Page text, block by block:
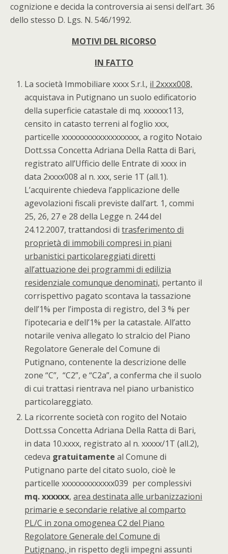
cognizione e decida la controversia ai sensi dell’art. 36
dello stesso D. Lgs. N. 546/1992.
MOTIVI DEL RICORSO
IN FATTO
La società Immobiliare xxxx S.r.l., il 2xxxx008,
acquistava in Putignano un suolo edificatorio
della superficie catastale di mq. xxxxxx113,
censito in catasto terreni al foglio xxx,
particelle xxxxxxxxxxxxxxxxxxx, a rogito Notaio
Dott.ssa Concetta Adriana Della Ratta di Bari,
registrato all’Ufficio delle Entrate di xxxx in
data 2xxxx008 al n. xxx, serie 1T (all.1).
L’acquirente chiedeva l’applicazione delle
agevolazioni fiscali previste dall’art. 1, commi
25, 26, 27 e 28 della Legge n. 244 del
24.12.2007, trattandosi ditrasferimento di
proprietà di immobili compresi in piani
urbanistici particolareggiati diretti
all’attuazione dei programmi di edilizia
residenziale comunque denominati, pertanto il
corrispettivo pagato scontava la tassazione
dell’1% per l’imposta di registro, del 3 % per
l’ipotecaria e dell’1% per la catastale. All’atto
notarile veniva allegato lo stralcio del Piano
Regolatore Generale del Comune di
Putignano, contenente la descrizione delle
zone “C”, “C2”, e “C2a”, a conferma che il suolo
di cui trattasi rientrava nel piano urbanistico
particolareggiato.
La ricorrente società con rogito del Notaio
Dott.ssa Concetta Adriana Della Ratta di Bari,
in data 10.xxxx, registrato al n. xxxxx/1T (all.2),
cedeva gratuitamente al Comune di
Putignano parte del citato suolo, cioè le
particelle xxxxxxxxxxxxx039 per complessivi
mq. xxxxxx,area destinata alle urbanizzazioni
primarie e secondarie relative al comparto
PL/C in zona omogenea C2 del Piano
Regolatore Generale del Comune di
Putignano, in rispetto degli impegni assunti